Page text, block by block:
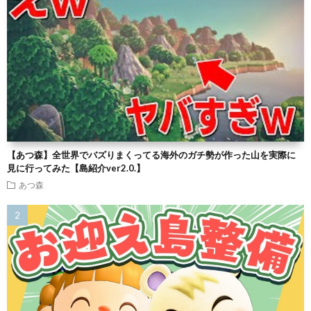
【あつ森】全世界でバズりまくってる海外のガチ勢が作った山を実際に
見に行ってみた【島紹介ver2.0.】
あつ森